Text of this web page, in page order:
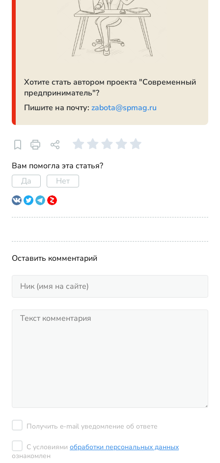
Хотите стать автором проекта "Современный
предприниматель"?
Пишите на почту: zabota@spmag.ru
Вам помогла эта статья?
Да
Нет
Оставить комментарий
Получить e-mail уведомление об ответе
С условиями обработки персональных данных
ознакомлен